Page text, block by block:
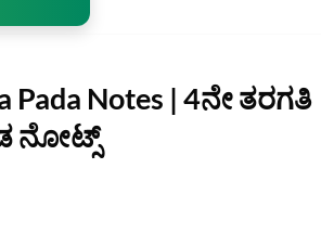
Pada Notes | 4ನೇ ತರಗತಿ
ನೋಟ್ಸ್